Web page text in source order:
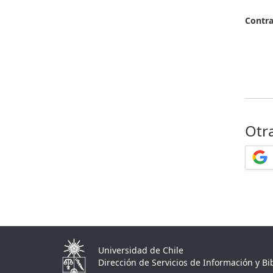
Universidad de Chile
Dirección de Servicios de Información y